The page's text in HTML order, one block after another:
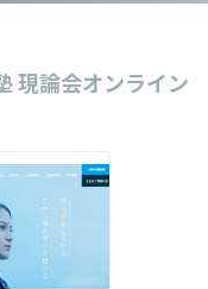
現論会オンライン